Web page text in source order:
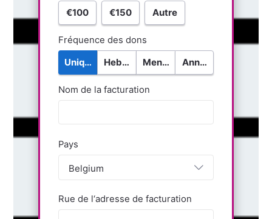
€100 €150 Autre
Fréquence des dons
Unique Hebdomadaire
Mensuel Annuel
Nom de la facturation
Pays
Belgium
Rue de l‘adresse de facturation